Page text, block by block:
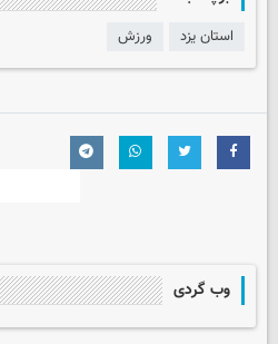
استان یزد ورزش
وب گردی